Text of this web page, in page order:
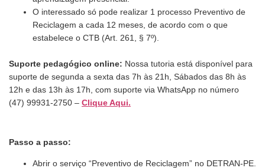
O interessado só pode realizar 1 processo Preventivo de
Reciclagem a cada 12 meses, de acordo com o que
estabelece o CTB (Art. 261, § 7º).
Suporte pedagógico online: Nossa tutoria está disponível para
suporte de segunda a sexta das 7h às 21h, Sábados das 8h às
12h e das 13h às 17h, com suporte via WhatsApp no número
(47) 99931-2750 – Clique Aqui.
Passo a passo:
Abrir o serviço “Preventivo de Reciclagem” no DETRAN-PE.